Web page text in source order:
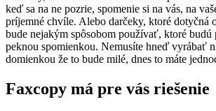
keď sa na ne pozrie, spomenie si na vás, na
príjemné chvíle. Alebo darčeky, ktoré dotyčná
bude nejakým spôsobom používať, ktoré budú
peknou spomienkou. Nemusíte hneď vyrábať
domienkou že to bude milé, dnes to máte
Faxcopy má pre vás riešenie